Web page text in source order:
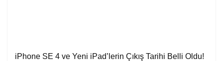
iPhone SE 4 ve Yeni iPad’lerin Çıkış Tarihi Belli Oldu!